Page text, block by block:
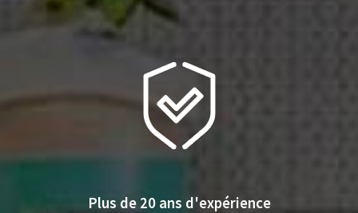
Plus de 20 ans d'expérience